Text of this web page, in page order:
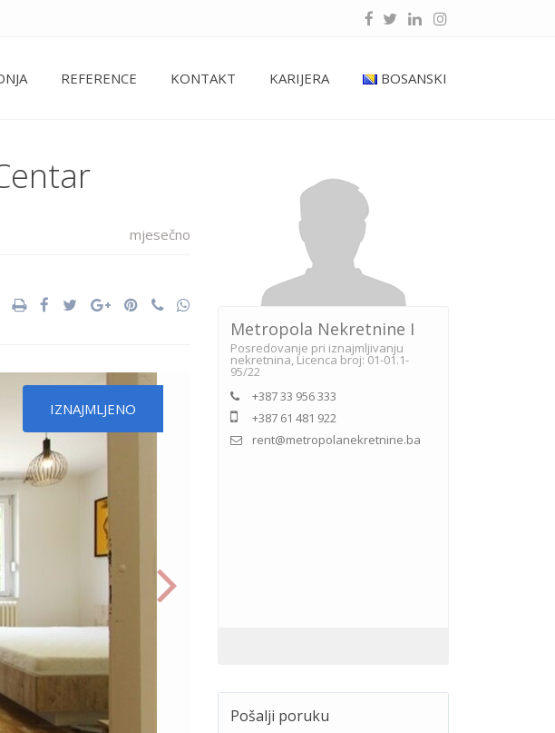
REFERENCE KONTAKT KARIJERA BOSANSKI
mjesečno
IZNAJMLJENO
Metropola Nekretnine I
Posredovanje pri iznajmljivanju
nekretnina, Licenca broj: 01-01.1-
95/22
+387 33 956 333
+387 61 481 922
rent@metropolanekretnine.ba
Pošalji poruku